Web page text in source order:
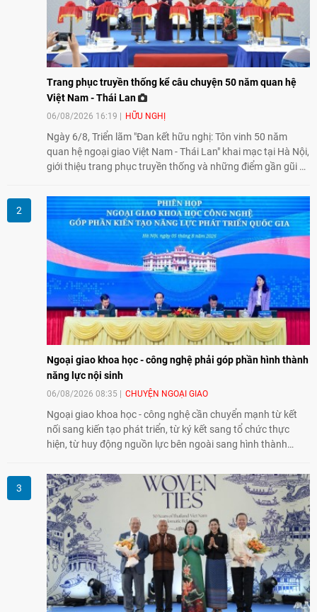
Trang phục truyền thống kể câu chuyện 50 năm quan hệ
Việt Nam - Thái Lan
06/08/2026 16:19 HỮU NGHỊ
Ngày 6/8, Triển lãm "Đan kết hữu nghị: Tôn vinh 50 năm
quan hệ ngoại giao Việt Nam - Thái Lan" khai mạc tại Hà Nội,
giới thiệu trang phục truyền thống và những điểm gần gũi về
giao lưu nhân dân trong chặng đường nửa thế kỷ quan hệ
song phương.
Ngoại giao khoa học - công nghệ phải góp phần hình thành
năng lực nội sinh
06/08/2026 08:35 CHUYỆN NGOẠI GIAO
Ngoại giao khoa học - công nghệ cần chuyển mạnh từ kết
nối sang kiến tạo phát triển, từ ký kết sang tổ chức thực
hiện, từ huy động nguồn lực bên ngoài sang hình thành
nghệ, đổi mới sáng tạo và chuyển đổi số trở thành động lực
phát triển đất nước.